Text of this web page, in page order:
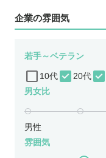
企業の雰囲気
若手～ベテラン
10代 20代
男女比
男性
雰囲気